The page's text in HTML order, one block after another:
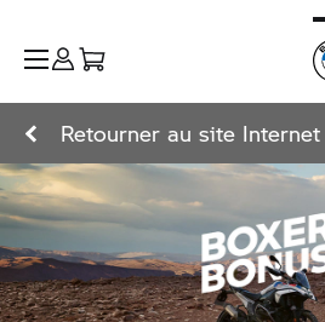
Retourner au site